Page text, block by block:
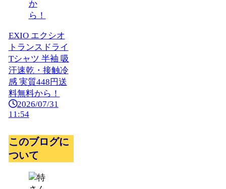
EXIO エクシオ
トランスドライ
Tシャツ 半袖 吸
汗速乾・接触冷
感 実質448円送
料無料から！
2026/07/31
11:54
このブログに
ついて